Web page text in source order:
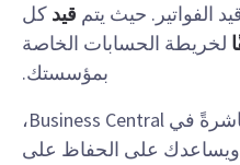
قيد كل
لخريطة الحسابات الخاصة
بمؤسستك.
تُعرض اقتراحات التسجيل مباشرةً في Business Central،
على الحفاظ على